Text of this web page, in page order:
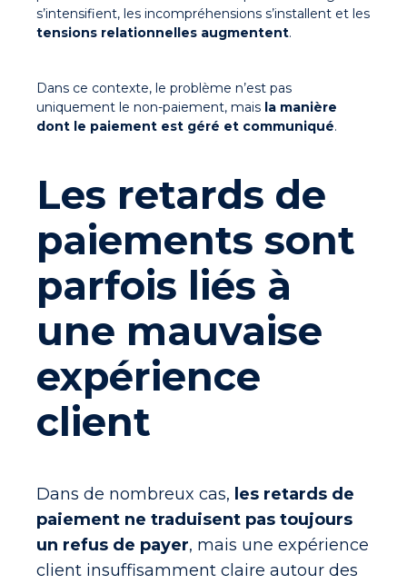
s’intensifient, les incompréhensions s’installent et les
tensions relationnelles augmentent.
Dans ce contexte, le problème n’est pas
uniquement le non-paiement, mais la manière
dont le paiement est géré et communiqué.
Les retards de
paiements sont
parfois liés à
une mauvaise
expérience
client
Dans de nombreux cas, les retards de
paiement ne traduisent pas toujours
un refus de payer, mais une expérience
client insuffisamment claire autour des